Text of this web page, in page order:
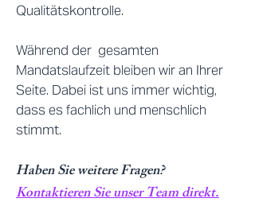
Qualitätskontrolle.
Während der gesamten
Mandatslaufzeit bleiben wir an Ihrer
Seite. Dabei ist uns immer wichtig,
dass es fachlich und menschlich
stimmt. ​
Haben Sie weitere Fragen?
Kontaktieren Sie unser Team direkt.